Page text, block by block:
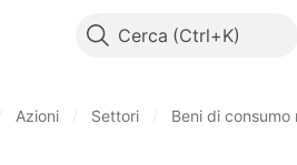
Cerca
Azioni Settori Beni di consumo